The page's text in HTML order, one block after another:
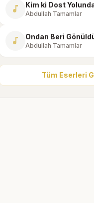
music_note Abdullah Tamamlar
music_note Ondan Beri
Abdullah Tamamlar
Tüm Eserleri